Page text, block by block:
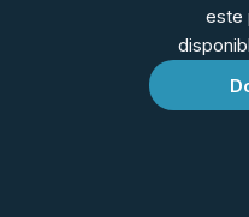
este